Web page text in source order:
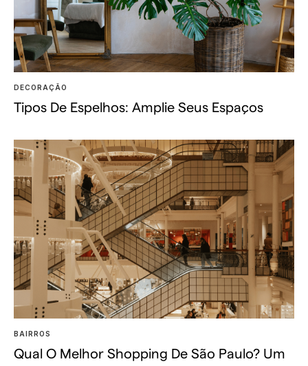
DECORAÇÃO
Tipos De Espelhos: Amplie Seus Espaços
BAIRROS
Qual O Melhor Shopping De São Paulo? Um